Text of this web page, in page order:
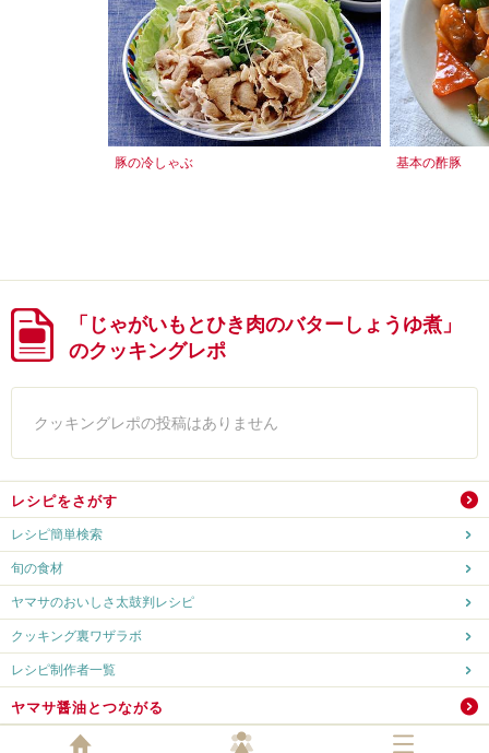
豚の冷しゃぶ 基本の酢豚
「じゃがいもとひき肉のバターしょうゆ煮」
のクッキングレポ
クッキングレポの投稿はありません
レシピをさがす
レシピ簡単検索
旬の食材
ヤマサのおいしさ太鼓判レシピ
クッキング裏ワザラボ
レシピ制作者一覧
ヤマサ醤油とつながる